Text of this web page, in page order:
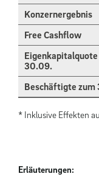
Konzernergebnis
Free Cashflow
30.09.
Beschäftigte
* Inklusive Effekten
Erläuterungen: